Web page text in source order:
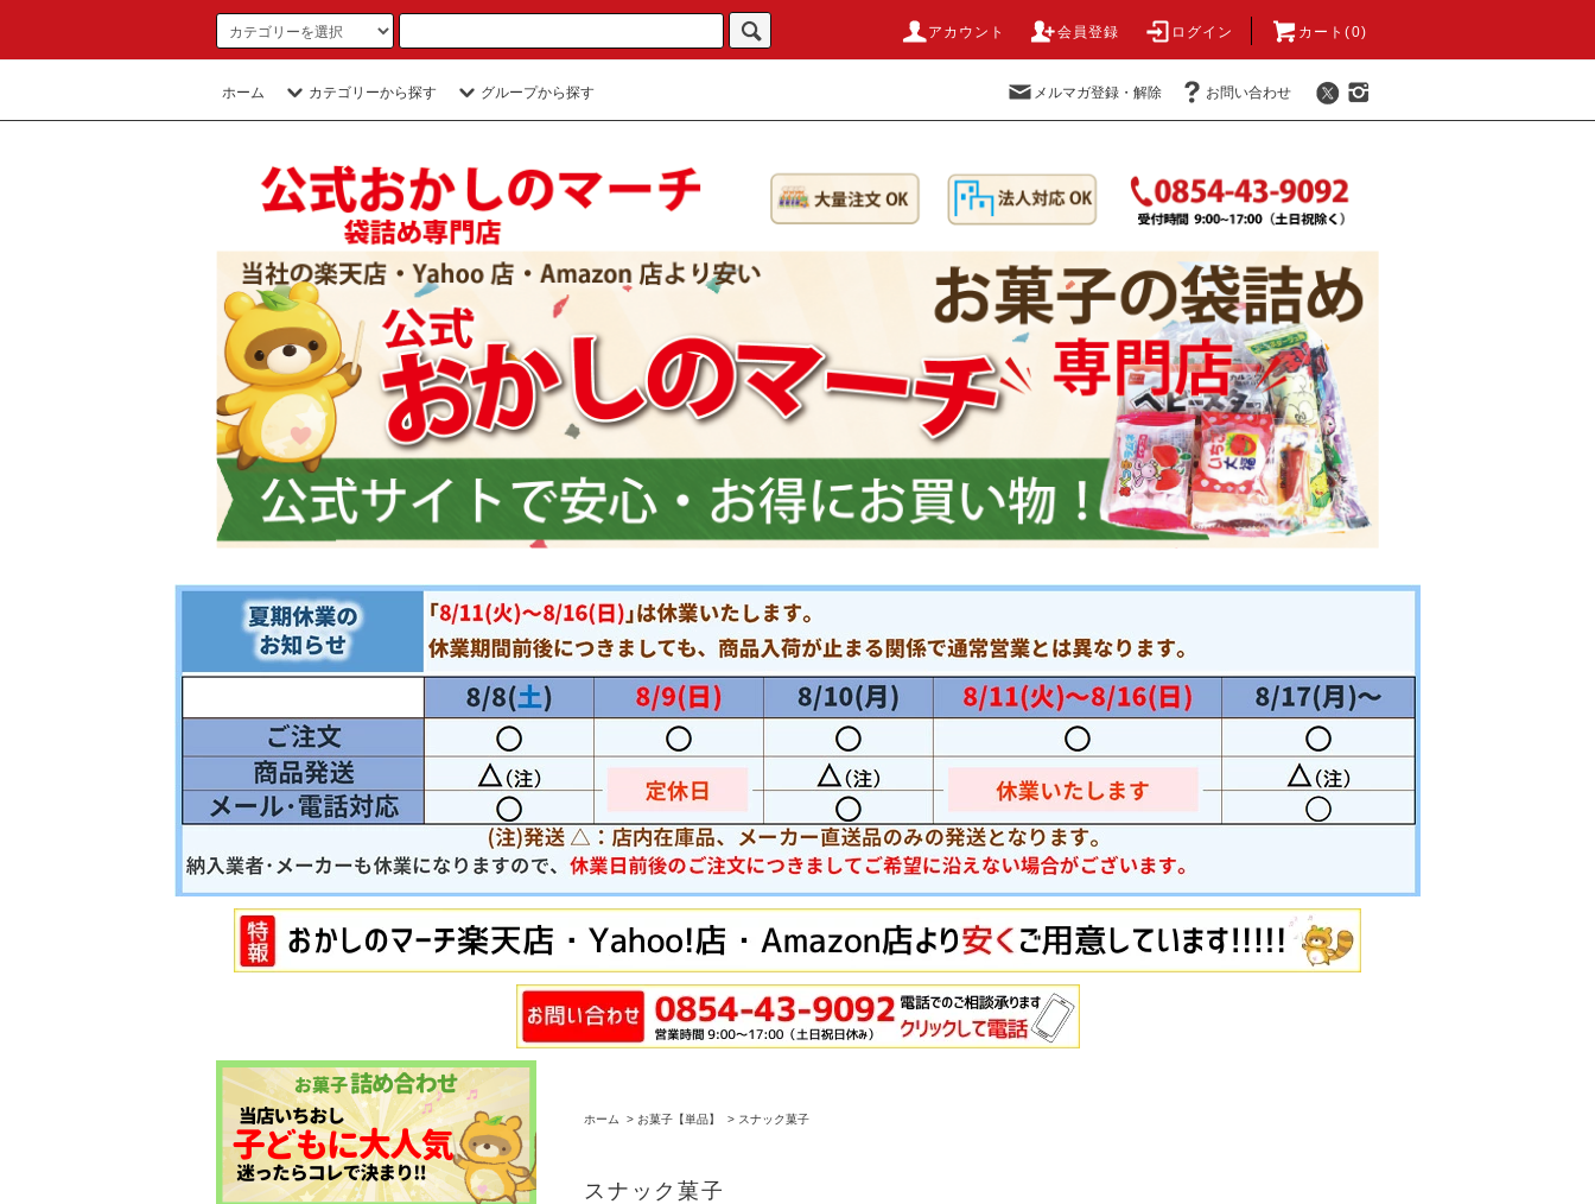
アカウント 会員登録 ログイン カート(0)
ホーム カテゴリーから探す グループから探す メルマガ登録・解除 お問い合わせ
ホーム > お菓子【単品】 > スナック菓子
スナック菓子